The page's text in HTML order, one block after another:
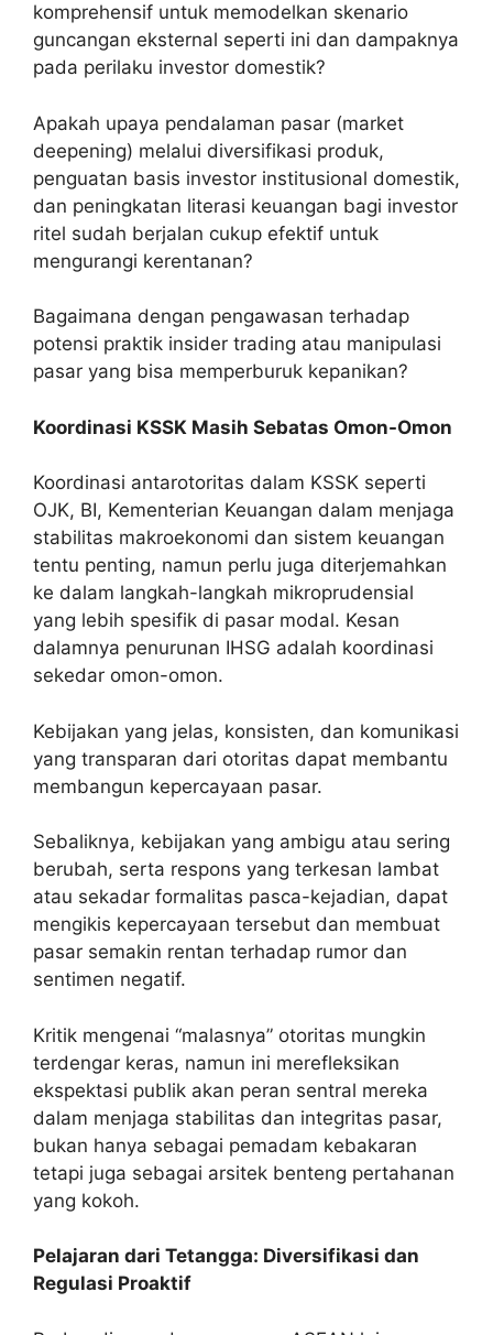
komprehensif untuk memodelkan skenario
guncangan eksternal seperti ini dan dampaknya
pada perilaku investor domestik?
Apakah upaya pendalaman pasar (market
deepening) melalui diversifikasi produk,
penguatan basis investor institusional domestik,
dan peningkatan literasi keuangan bagi investor
ritel sudah berjalan cukup efektif untuk
mengurangi kerentanan?
Bagaimana dengan pengawasan terhadap
potensi praktik insider trading atau manipulasi
pasar yang bisa memperburuk kepanikan?
Koordinasi KSSK Masih Sebatas Omon-Omon
Koordinasi antarotoritas dalam KSSK seperti
OJK, BI, Kementerian Keuangan dalam menjaga
stabilitas makroekonomi dan sistem keuangan
tentu penting, namun perlu juga diterjemahkan
ke dalam langkah-langkah mikroprudensial
yang lebih spesifik di pasar modal. Kesan
dalamnya penurunan IHSG adalah koordinasi
sekedar omon-omon.
Kebijakan yang jelas, konsisten, dan komunikasi
yang transparan dari otoritas dapat membantu
membangun kepercayaan pasar.
Sebaliknya, kebijakan yang ambigu atau sering
berubah, serta respons yang terkesan lambat
atau sekadar formalitas pasca-kejadian, dapat
mengikis kepercayaan tersebut dan membuat
pasar semakin rentan terhadap rumor dan
sentimen negatif.
Kritik mengenai “malasnya” otoritas mungkin
terdengar keras, namun ini merefleksikan
ekspektasi publik akan peran sentral mereka
dalam menjaga stabilitas dan integritas pasar,
bukan hanya sebagai pemadam kebakaran
tetapi juga sebagai arsitek benteng pertahanan
yang kokoh.
Pelajaran dari Tetangga: Diversifikasi dan
Regulasi Proaktif